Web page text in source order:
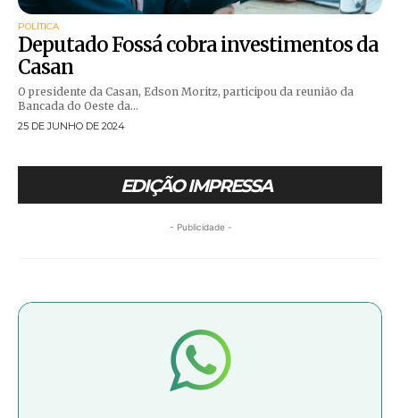
POLÍTICA
Deputado Fossá cobra investimentos da
Casan
O presidente da Casan, Edson Moritz, participou da reunião da
Bancada do Oeste da...
25 DE JUNHO DE 2024
EDIÇÃO IMPRESSA
- Publicidade -